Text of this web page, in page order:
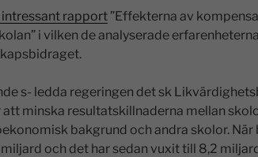
intressant rapport”Effekterna av
i vilken de analyserade
s- ledda regeringen det sk
minska resultatskillnaderna mellan
bakgrund och andra skolor.
och det har sedan vuxit till 8,2